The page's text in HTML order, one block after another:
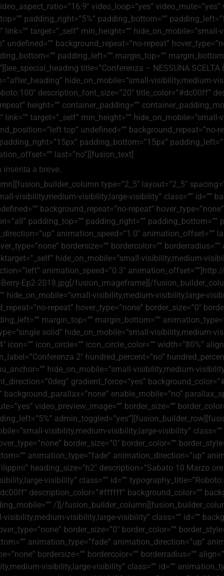
video_loop=”yes”
padding_right=”5%” padding_bottom=””
target=”_self” min_height=””
background_repeat=”no-repeat”
padding_left=”” margin_top=””
title=”Conferenza – NESSUNA SCELTA
hide_on_mobile=”small-visibility,medium-
description_font_size=”20″ title_color=”#dc00ff”
height=”” container_padding=””
target=”_self” min_height=””
top” undefined=”” background_repeat=”no-
padding_bottom=”15px”
last=”no”][fusion_text]
inserita a breve.
type=”2_5″ layout=”2_5″
visibility,medium-visibility,large-visibility” class=”” id=””
background_repeat=”no-repeat”
padding_top=”” padding_right=”” padding_bottom=””
animation_speed=”1.0″ animation_offset=””
bordersize=”” bordercolor=””
hide_on_mobile=”small-visibility,medium-
animation_speed=”0.3″
Ep2-2018.jpg[/fusion_imageframe][/
hide_on_mobile=”small-visibility,medium-visibility,large-
repeat” hover_type=”none” border_size=”0″
margin_top=”” margin_bottom=””
solid” hide_on_mobile=”small-visibility,medium-
icon_circle=”” icon_circle_color=”” width=”80%”
2″ hundred_percent=”no”
hide_on_mobile=”small-visibility,medium-
gradient_force=”yes”
enable_mobile=”no”
video_preview_image=”” border_size=””
visibility,medium-visibility,large-visibility”
border_size=”0″ border_color=””
animation_type=”fade” animation_direction=”up”
heading_size=”h2″ description=”Sabato 10 Marzo
visibility” class=”” id=””
description_color=”#ffffff” background_color=””
/][/
visibility,large-visibility” class=”” id=””
border_size=”0″ border_color=””
animation_type=”fade” animation_direction=”up”
bordersize=”” bordercolor=”” borderradius=””
visibility,large-visibility” class=”” id=””